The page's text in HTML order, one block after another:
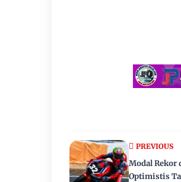
PREVIOUS
Modal Rekor
Optimistis